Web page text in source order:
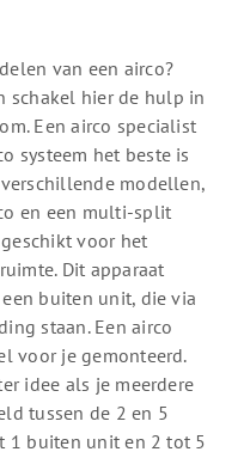
van een airco?
schakel hier de hulp in
Een airco specialist
systeem het beste is
modellen,
en een multi-split
voor het
Dit apparaat
buiten unit, die via
staan. Een airco
voor je gemonteerd.
idee als je meerdere
tussen de 2 en 5
1 buiten unit en 2 tot 5